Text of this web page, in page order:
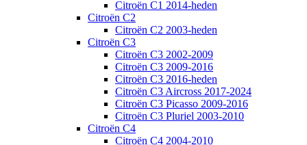
Citroën C1 2014-heden
Citroën C2
Citroën C2 2003-heden
Citroën C3
Citroën C3 2002-2009
Citroën C3 2009-2016
Citroën C3 2016-heden
Citroën C3 Aircross 2017-2024
Citroën C3 Picasso 2009-2016
Citroën C3 Pluriel 2003-2010
Citroën C4
Citroën C4 2004-2010